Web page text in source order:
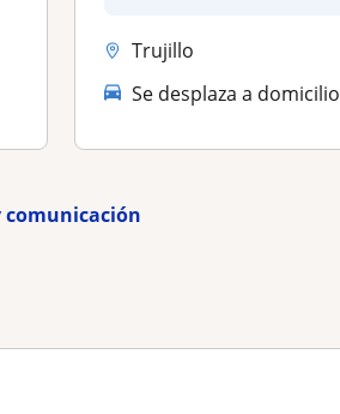
Trujillo
Se desplaza a domicilio
comunicación